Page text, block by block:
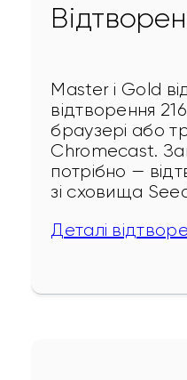
Master і Gold
відтворення
браузері або
Chromecast.
потрібно —
зі сховища
Деталі